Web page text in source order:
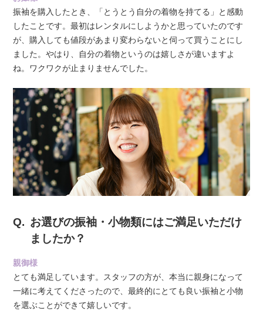
振袖を購入したとき、「とうとう自分の着物を持てる」と感動
したことです。最初はレンタルにしようかと思っていたのです
が、購入しても値段があまり変わらないと伺って買うことにし
ました。やはり、自分の着物というのは嬉しさが違いますよ
ね。ワクワクが止まりませんでした。
お選びの振袖・小物類にはご満足いただけ
ましたか？
親御様
とても満足しています。スタッフの方が、本当に親身になって
一緒に考えてくださったので、最終的にとても良い振袖と小物
を選ぶことができて嬉しいです。